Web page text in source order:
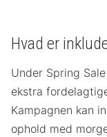
Hvad er
Under Spring
ekstra
Kampagnen kan
ophold med